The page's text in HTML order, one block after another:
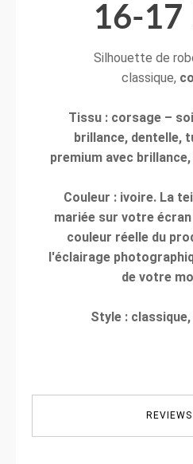
16-17
Silhouette de
classique,
Tissu : corsage –
brillance, dentelle,
premium avec
Couleur : ivoire. La
mariée sur votre
couleur réelle du
l'éclairage
de votre
Style :